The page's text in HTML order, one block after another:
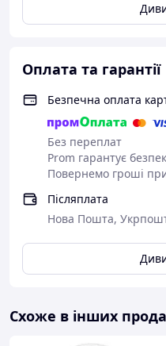
амера PoE з
працюєте в офісі та
саме вам.
Оплата та гарантії
Безпечна оплата
Без переплат
Prom гарантує
Повернемо гроші
Післяплата
Нова Пошта,
Схоже в інших